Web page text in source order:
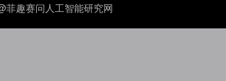
菲趣赛问人工智能研究网